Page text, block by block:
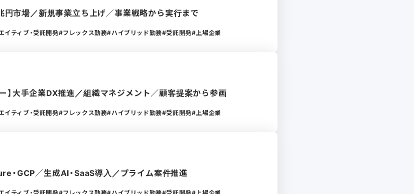
円市場／新規事業立ち上げ／事業戦略から実行まで
イティブ・受託開発 フレックス勤務 ハイブリッド勤務 受託開発 上場企業
】大手企業DX推進／組織マネジメント／顧客提案から参画
イティブ・受託開発 フレックス勤務 ハイブリッド勤務 受託開発 上場企業
・GCP／生成AI・SaaS導入／プライム案件推進